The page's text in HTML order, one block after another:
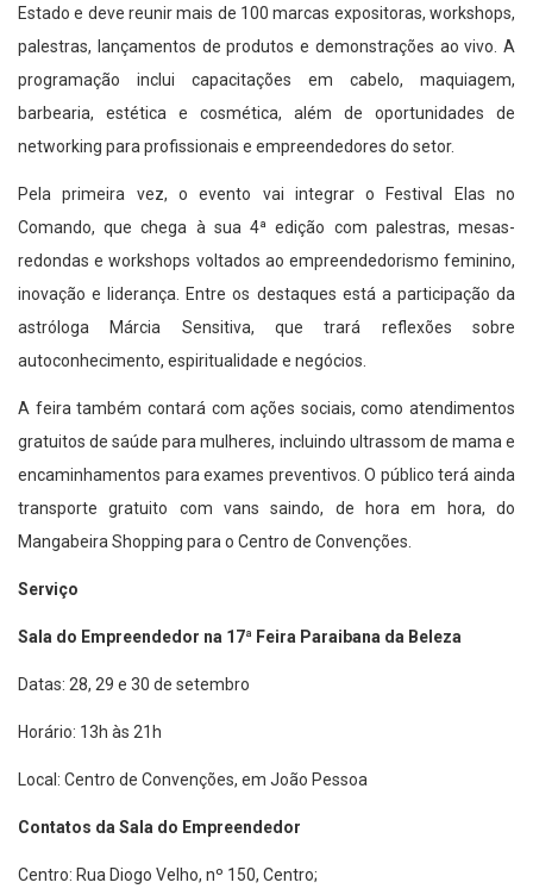
Estado e deve reunir mais de 100 marcas expositoras, workshops,
palestras, lançamentos de produtos e demonstrações ao vivo. A
programação inclui capacitações em cabelo, maquiagem,
barbearia, estética e cosmética, além de oportunidades de
networking para profissionais e empreendedores do setor.
Pela primeira vez, o evento vai integrar o Festival Elas no
Comando, que chega à sua 4ª edição com palestras, mesas-
redondas e workshops voltados ao empreendedorismo feminino,
inovação e liderança. Entre os destaques está a participação da
astróloga Márcia Sensitiva, que trará reflexões sobre
autoconhecimento, espiritualidade e negócios.
A feira também contará com ações sociais, como atendimentos
gratuitos de saúde para mulheres, incluindo ultrassom de mama e
encaminhamentos para exames preventivos. O público terá ainda
transporte gratuito com vans saindo, de hora em hora, do
Mangabeira Shopping para o Centro de Convenções.
Serviço
Sala do Empreendedor na 17ª Feira Paraibana da Beleza
Datas: 28, 29 e 30 de setembro
Horário: 13h às 21h
Local: Centro de Convenções, em João Pessoa
Contatos da Sala do Empreendedor
Centro: Rua Diogo Velho, nº 150, Centro;